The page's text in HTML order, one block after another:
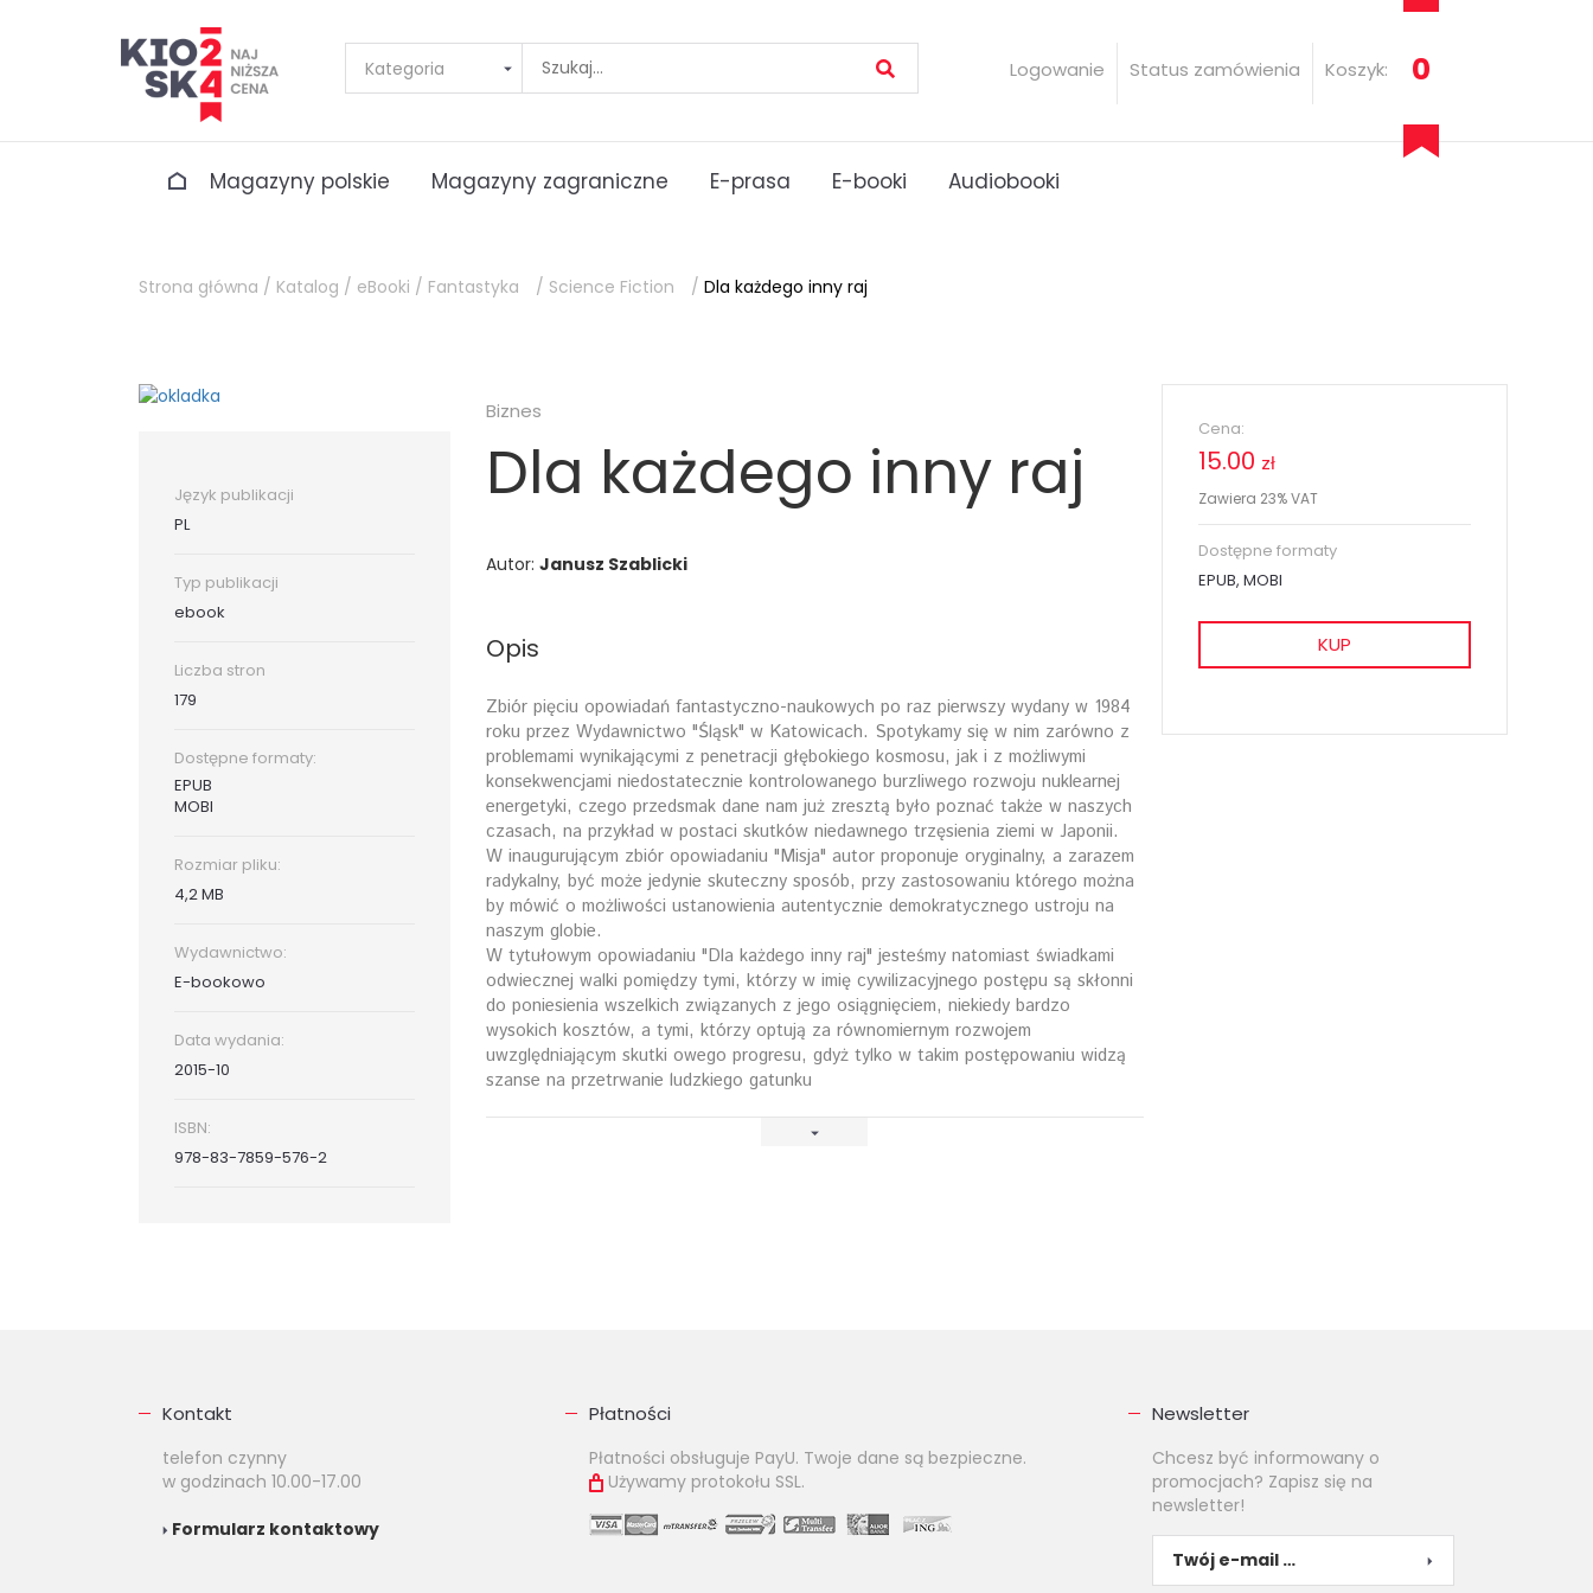
Logowanie Status zamówienia Koszyk: 0
Magazyny polskie Magazyny zagraniczne E-prasa E-booki Audiobooki
Strona główna / Katalog / eBooki / Fantastyka / Science Fiction / Dla każdego inny raj
Język publikacji
PL
Typ publikacji
ebook
Liczba stron
179
Dostępne formaty:
EPUB
MOBI
Rozmiar pliku:
4,2 MB
Wydawnictwo:
E-bookowo
Data wydania:
2015-10
ISBN:
978-83-7859-576-2
Biznes
Dla każdego inny raj
Autor: Janusz Szablicki
Opis
Zbiór pięciu opowiadań fantastyczno-naukowych po raz pierwszy wydany w 1984
roku przez Wydawnictwo "Śląsk" w Katowicach. Spotykamy się w nim zarówno z
problemami wynikającymi z penetracji głębokiego kosmosu, jak i z możliwymi
konsekwencjami niedostatecznie kontrolowanego burzliwego rozwoju nuklearnej
energetyki, czego przedsmak dane nam już zresztą było poznać także w naszych
czasach, na przykład w postaci skutków niedawnego trzęsienia ziemi w Japonii.
W inaugurującym zbiór opowiadaniu "Misja" autor proponuje oryginalny, a zarazem
radykalny, być może jedynie skuteczny sposób, przy zastosowaniu którego można
by mówić o możliwości ustanowienia autentycznie demokratycznego ustroju na
naszym globie.
W tytułowym opowiadaniu "Dla każdego inny raj" jesteśmy natomiast świadkami
odwiecznej walki pomiędzy tymi, którzy w imię cywilizacyjnego postępu są skłonni
do poniesienia wszelkich związanych z jego osiągnięciem, niekiedy bardzo
wysokich kosztów, a tymi, którzy optują za równomiernym rozwojem
uwzględniającym skutki owego progresu, gdyż tylko w takim postępowaniu widzą
szanse na przetrwanie ludzkiego gatunku
Cena:
15.00 zł
Zawiera 23% VAT
Dostępne formaty
EPUB, MOBI
KUP
Kontakt
telefon czynny
w godzinach 10.00-17.00
Formularz kontaktowy
Płatności
Płatności obsługuje PayU. Twoje dane są bezpieczne.
Używamy protokołu SSL.
Newsletter
Chcesz być informowany o
promocjach? Zapisz się na
newsletter!